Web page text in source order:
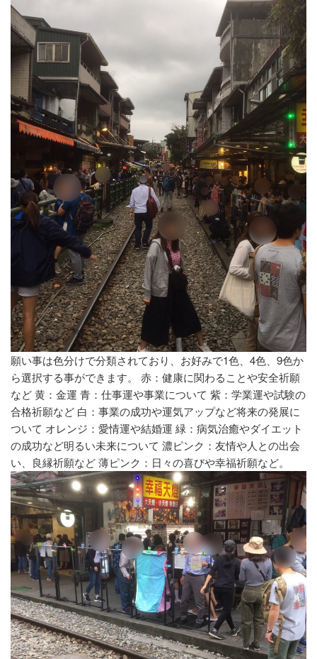
願い事は色分けで分類されており、お好みで1色、4色、9色か
ら選択する事ができます。 赤：健康に関わることや安全祈願
など 黄：金運 青：仕事運や事業について 紫：学業運や試験の
合格祈願など 白：事業の成功や運気アップなど将来の発展に
ついて オレンジ：愛情運や結婚運 緑：病気治癒やダイエット
の成功など明るい未来について 濃ピンク：友情や人との出会
い、良縁祈願など 薄ピンク：日々の喜びや幸福祈願など。